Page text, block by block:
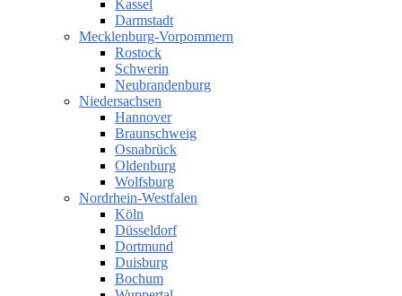
Kassel
Darmstadt
Mecklenburg-Vorpommern
Rostock
Schwerin
Neubrandenburg
Niedersachsen
Hannover
Braunschweig
Osnabrück
Oldenburg
Wolfsburg
Nordrhein-Westfalen
Köln
Düsseldorf
Dortmund
Duisburg
Bochum